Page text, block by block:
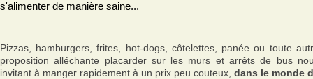
s'alimenter de manière saine...
Pizzas, hamburgers, frites, hot-dogs, côtelettes, panée ou toute
proposition alléchante placarder sur les murs et arrêts de bus
invitant à manger rapidement à un prix peu couteux, dans le monde